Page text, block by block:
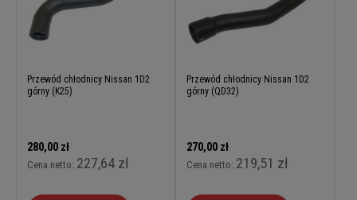
Przewód chłodnicy Nissan 1D2
górny (K25)
280,00 zł
Cena netto: 227,64 zł
Przewód chłodnicy Nissan 1D2
górny (QD32)
270,00 zł
Cena netto: 219,51 zł